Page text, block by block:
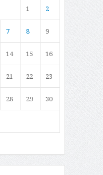
1 2
7 8 9
14 15 16
21 22 23
28 29 30